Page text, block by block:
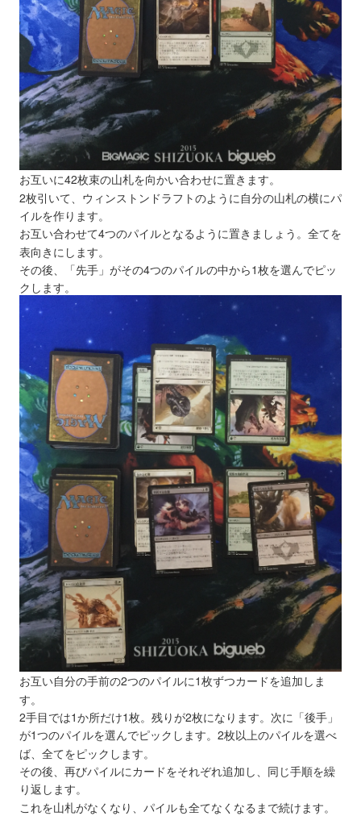
お互いに42枚束の山札を向かい合わせに置きます。
2枚引いて、ウィンストンドラフトのように自分の山札の横にパ
イルを作ります。
お互い合わせて4つのパイルとなるように置きましょう。全てを
表向きにします。
その後、「先手」がその4つのパイルの中から1枚を選んでピッ
クします。
お互い自分の手前の2つのパイルに1枚ずつカードを追加しま
す。
2手目では1か所だけ1枚。残りが2枚になります。次に「後手」
が1つのパイルを選んでピックします。2枚以上のパイルを選べ
ば、全てをピックします。
その後、再びパイルにカードをそれぞれ追加し、同じ手順を繰
り返します。
これを山札がなくなり、パイルも全てなくなるまで続けます。